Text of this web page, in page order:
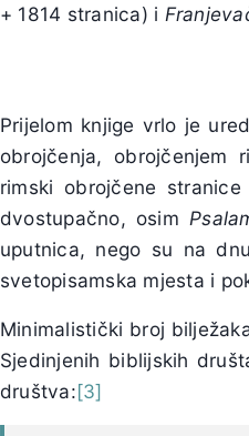
+ 1814 stranica) i
Prijelom knjige vrlo je
obrojčenja, obrojčenjem
rimski obrojčene
dvostupačno, osim
uputnica, nego su na
svetopisamska mjesta i
Minimalistički broj
Sjedinjenih biblijskih
društva:[3]